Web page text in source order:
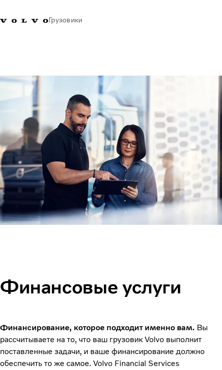
Грузовики
Транспортные решения
Грузовые автомобили
Поиск дилера
Новости
Truck Builder
О нас
Свяжитесь с нами
Финансовые услуги
Финансирование, которое подходит именно вам. Вы
рассчитываете на то, что ваш грузовик Volvo выполнит
поставленные задачи, и ваше финансирование должно
обеспечить то же самое. Volvo Financial Services